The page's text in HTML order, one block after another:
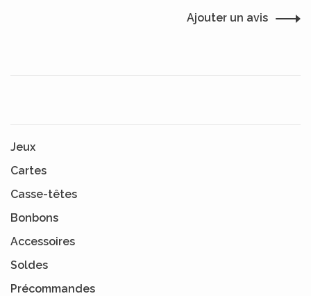
Ajouter un avis
Jeux
Cartes
Casse-têtes
Bonbons
Accessoires
Soldes
Précommandes